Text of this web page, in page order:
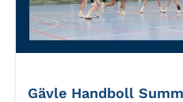
Gävle Handboll